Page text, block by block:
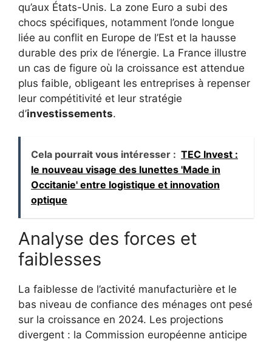
qu’aux États-Unis. La zone Euro a subi des
chocs spécifiques, notamment l’onde longue
liée au conflit en Europe de l’Est et la hausse
durable des prix de l’énergie. La France illustre
un cas de figure où la croissance est attendue
plus faible, obligeant les entreprises à repenser
leur compétitivité et leur stratégie
d’investissements.
Cela pourrait vous intéresser : TEC Invest :
le nouveau visage des lunettes 'Made in
Occitanie' entre logistique et innovation
optique
Analyse des forces et
faiblesses
La faiblesse de l’activité manufacturière et le
bas niveau de confiance des ménages ont pesé
sur la croissance en 2024. Les projections
divergent : la Commission européenne anticipe